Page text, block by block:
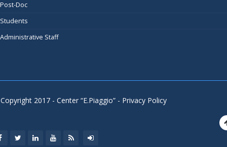
Post-Doc
Students
Administrative Staff
2017 - Center “E.Piaggio” - Privacy Policy